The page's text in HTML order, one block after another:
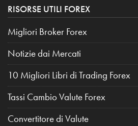
RISORSE UTILI FOREX
Migliori Broker Forex
Notizie dai Mercati
10 Migliori Libri di Trading Forex
Tassi Cambio Valute Forex
Convertitore di Valute